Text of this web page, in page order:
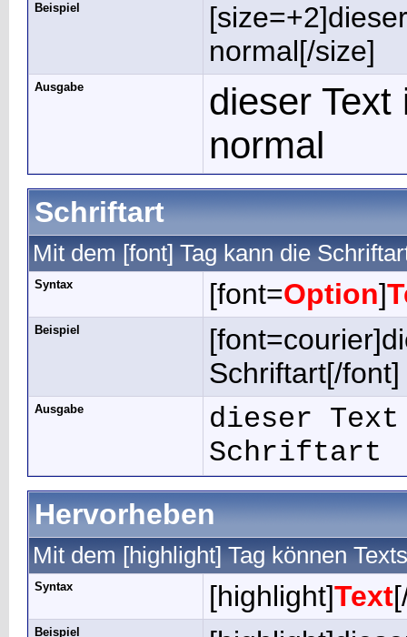
Beispiel
normal[/size]
Ausgabe
dieser
normal
Schriftart
Mit dem [font] Tag kann die
Syntax [font=Option]
Beispiel
Schriftart[/font]
Ausgabe
dieser
Schriftart
Hervorheben
Mit dem [highlight] Tag können
Syntax [highlight]Text
Beispiel